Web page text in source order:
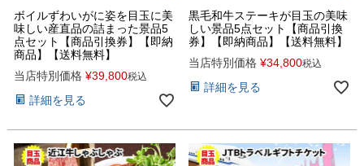
ボイルずわいがに姿を目玉に美
味しい産直品の詰まった景品5
点セット【商品引換券】【即納
商品】【送料無料】
当店特別価格 ¥39,800税込
詳細を見る
黒毛和牛ステーキが目玉の美味
しい景品5点セット【商品引換
券】【即納商品】【送料無料】
当店特別価格 ¥34,800税込
詳細を見る